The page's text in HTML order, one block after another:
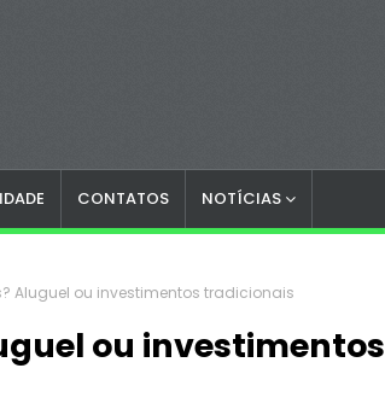
CONTATOS NOTÍCIAS
Aluguel ou investimentos tradicionais
ou investimentos